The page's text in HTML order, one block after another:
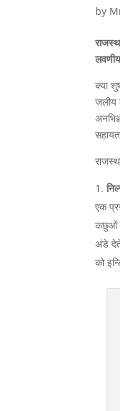
by
क्या
जलीय
एक
कछुओं
अंडे
को